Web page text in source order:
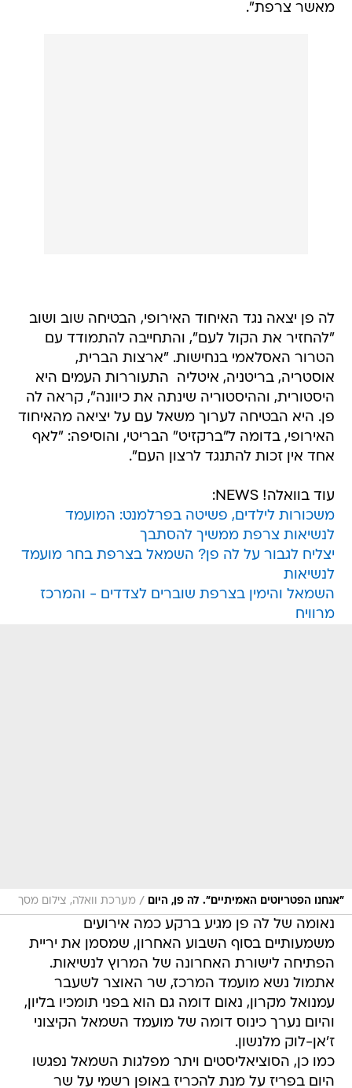
מאשר צרפת".
לה פן יצאה נגד האיחוד האירופי, הבטיחה שוב ושוב
"להחזיר את הקול לעם", והתחייבה להתמודד עם
הטרור האסלאמי בנחישות. "ארצות הברית,
אוסטריה, בריטניה, איטליה  התעוררות העמים היא
היסטורית, וההיסטוריה שינתה את כיוונה", קראה לה
פן. היא הבטיחה לערוך משאל עם על יציאה מהאיחוד
האירופי, בדומה ל"ברקזיט" הבריטי, והוסיפה: "לאף
אחד אין זכות להתנגד לרצון העם".
עוד בוואלה! NEWS:
משכורות לילדים, פשיטה בפרלמנט: המועמד
לנשיאות צרפת ממשיך להסתבך
יצליח לגבור על לה פן? השמאל בצרפת בחר מועמד
לנשיאות
השמאל והימין בצרפת שוברים לצדדים - והמרכז
מרוויח
"אנחנו הפטריוטים האמיתיים". לה פן, היום / מערכת וואלה, צילום מסך
נאומה של לה פן מגיע ברקע כמה אירועים
משמעותיים בסוף השבוע האחרון, שמסמן את יריית
הפתיחה לישורת האחרונה של המרוץ לנשיאות.
אתמול נשא מועמד המרכז, שר האוצר לשעבר
עמנואל מקרון, נאום דומה גם הוא בפני תומכיו בליון,
והיום נערך כינוס דומה של מועמד השמאל הקיצוני
ז'אן-לוק מלנשון.
כמו כן, הסוציאליסטים ויתר מפלגות השמאל נפגשו
היום בפריז על מנת להכריז באופן רשמי על שר